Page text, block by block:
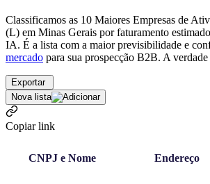
Classificamos as 10 Maiores Empresas de
(L) em Minas Gerais por faturamento
IA. É a lista com a maior previsibilidade e
mercado para sua prospecção B2B. A
Exportar
Nova lista
Copiar link
CNPJ e Nome Endereço